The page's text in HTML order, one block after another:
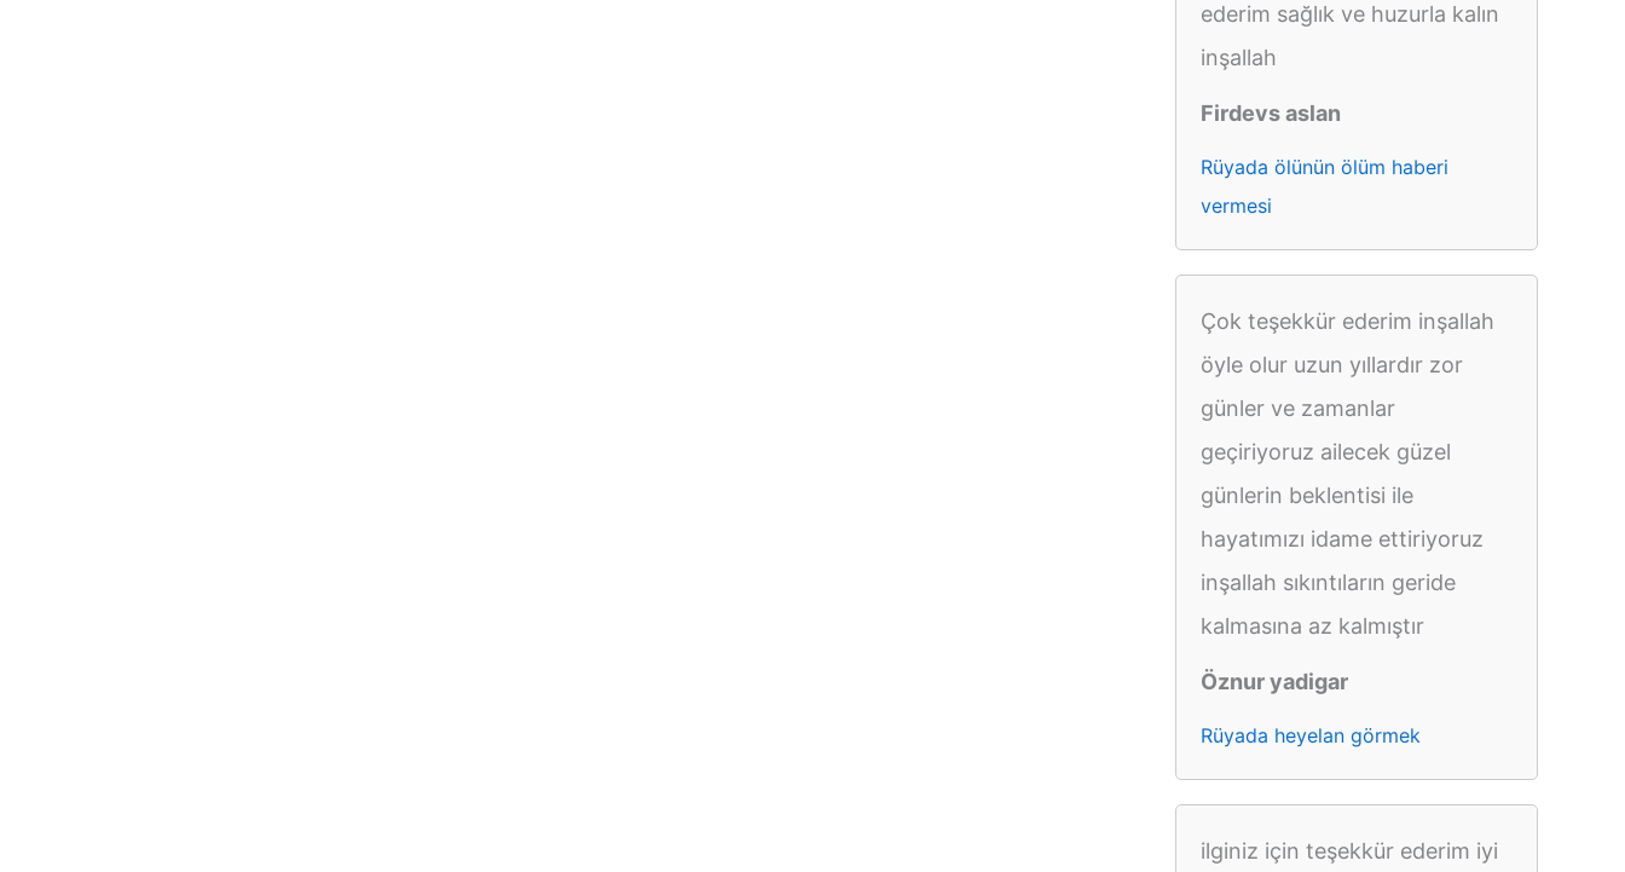
ederim sağlık ve huzurla kalın
inşallah
Firdevs aslan
Rüyada ölünün ölüm haberi
vermesi
Çok teşekkür ederim inşallah
öyle olur uzun yıllardır zor
günler ve zamanlar
geçiriyoruz ailecek güzel
günlerin beklentisi ile
hayatımızı idame ettiriyoruz
inşallah sıkıntıların geride
kalmasına az kalmıştır
Öznur yadigar
Rüyada heyelan görmek
ilginiz için teşekkür ederim iyi